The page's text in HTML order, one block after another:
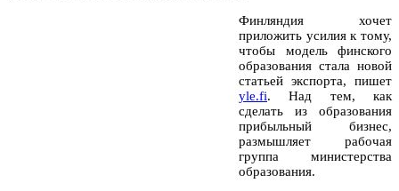
Финляндия хочет
приложить усилия к тому,
чтобы модель финского
образования стала новой
статьей экспорта, пишет
yle.fi. Над тем, как
сделать из образования
прибыльный бизнес,
размышляет рабочая
группа министерства
образования.